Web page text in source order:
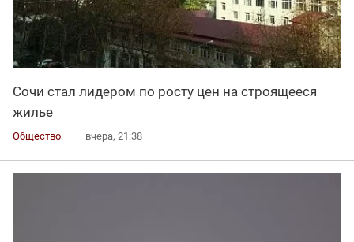
Сочи стал лидером по росту цен на строящееся
жилье
Общество вчера, 21:38